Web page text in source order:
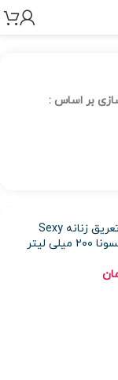
بر اساس :
اسپری ضد تعریق زنانه Sexy